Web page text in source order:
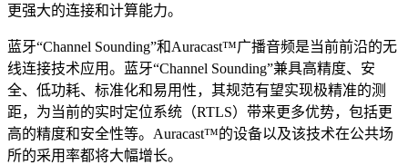
更强大的连接和计算能力。
蓝牙“Channel Sounding”和Auracast™广播音频是当前前沿的无
线连接技术应用。蓝牙“Channel Sounding”兼具高精度、安
全、低功耗、标准化和易用性，其规范有望实现极精准的测
距，为当前的实时定位系统（RTLS）带来更多优势，包括更
高的精度和安全性等。Auracast™的设备以及该技术在公共场
所的采用率都将大幅增长。